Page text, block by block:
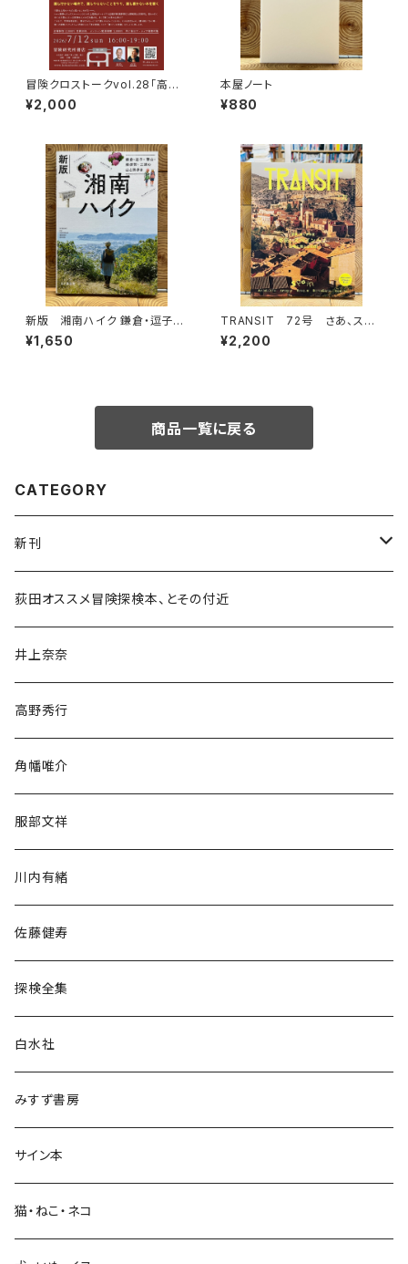
冒険クロストークvol.28「高野
秀行の旅の流儀」録画視聴権
¥2,000
本屋ノート
¥880
新版 湘南ハイク 鎌倉・逗子・
葉山・横須賀・三浦の山と海歩き
¥1,650
TRANSIT 72号 さあ、スペ
インへ！ 太陽と海と土の国
¥2,200
商品一覧に戻る
CATEGORY
新刊
和書
文学・小説・物語
随筆・ノンフィクション・その他
民族・風習
言語・ことば
荻田オススメ冒険探検本、とその付近
井上奈奈
高野秀行
角幡唯介
服部文祥
川内有緒
佐藤健寿
探検全集
白水社
みすず書房
サイン本
猫・ねこ・ネコ